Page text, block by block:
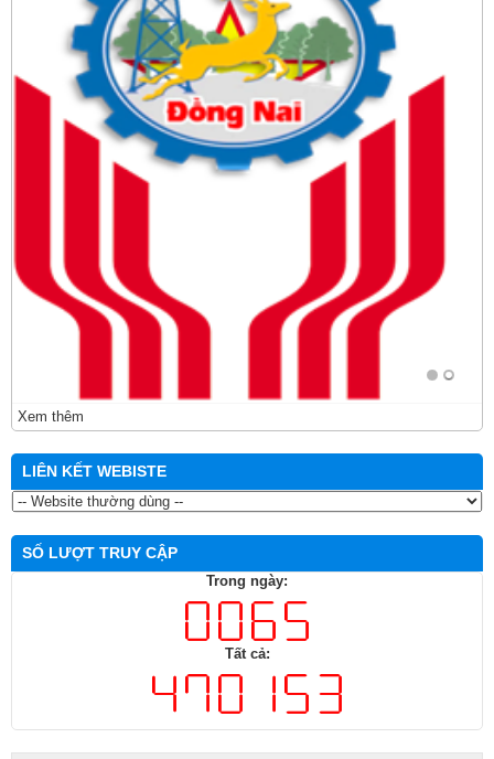
Xem thêm
LIÊN KẾT WEBISTE
SỐ LƯỢT TRUY CẬP
Trong ngày:
Tất cả: